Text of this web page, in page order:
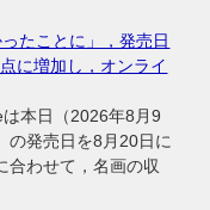
たことに」，発売日
に増加し，オンライ
本日（2026年8月9
の発売日を8月20日に
合わせて，名画の収